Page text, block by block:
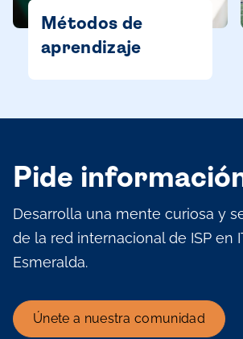
Métodos de
aprendizaje
Pide
Desarrolla una mente curiosa y
de la red internacional de ISP en
Esmeralda.
Únete a nuestra comunidad